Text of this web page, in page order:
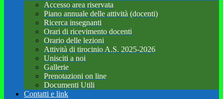
Accesso area riservata
Piano annuale delle attività (docenti)
Ricerca insegnanti
Orari di ricevimento docenti
Orario delle lezioni
Attività di tirocinio A.S. 2025-2026
Unisciti a noi
Gallerie
Prenotazioni on line
Documenti Utili
Contatti e link